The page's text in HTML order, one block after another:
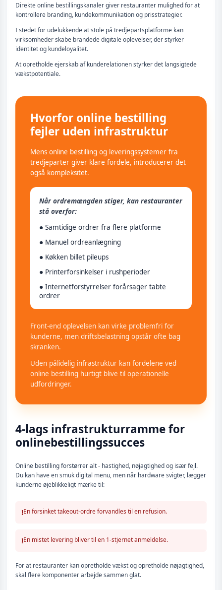
Direkte online bestillingskanaler giver restauranter mulighed for at
kontrollere branding, kundekommunikation og prisstrategier.
I stedet for udelukkende at stole på tredjepartsplatforme kan
virksomheder skabe brandede digitale oplevelser, der styrker
identitet og kundeloyalitet.
At opretholde ejerskab af kunderelationen styrker det langsigtede
vækstpotentiale.
Hvorfor online bestilling
fejler uden infrastruktur
Mens online bestilling og leveringssystemer fra
tredjeparter giver klare fordele, introducerer det
også kompleksitet.
Når ordremængden stiger, kan restauranter
stå overfor:
● Samtidige ordrer fra flere platforme
● Manuel ordreanlægning
● Køkken billet pileups
● Printerforsinkelser i rushperioder
● Internetforstyrrelser forårsager tabte
ordrer
Front-end oplevelsen kan virke problemfri for
kunderne, men driftsbelastning opstår ofte bag
skranken.
Uden pålidelig infrastruktur kan fordelene ved
online bestilling hurtigt blive til operationelle
udfordringer.
4-lags infrastrukturramme for
onlinebestillingssucces
Online bestilling forstørrer alt - hastighed, nøjagtighed og især fejl.
Du kan have en smuk digital menu, men når hardware svigter, lægger
kunderne øjeblikkeligt mærke til:
!En forsinket takeout-ordre forvandles til en refusion.
!En mistet levering bliver til en 1-stjernet anmeldelse.
For at restauranter kan opretholde vækst og opretholde nøjagtighed,
skal flere komponenter arbejde sammen glat.